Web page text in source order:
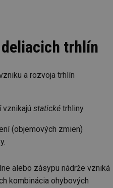
trhlín
a rozvoja trhlín
vznikajú statické trhliny
(objemových zmien)
alebo zásypu nádrže vzniká
kombinácia ohybových